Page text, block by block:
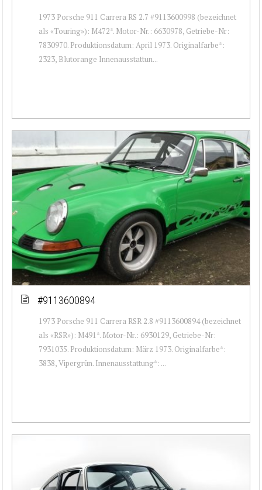
1973 Porsche 911 Carrera RS 2.7 #9113600998 (bezeichnet
als «Touring»): M472*. Motor-Nr.: 6630978, Getriebe-Nr:
7830970. Produktionsdatum: April 1973. Originalfarbe*:
2323, Blutorange Innenausstattun...
#9113600894
1973 Porsche 911 Carrera RSR 2.8 #9113600894 (bezeichnet
als «RSR»): M491*. Motor-Nr.: 6930129, Getriebe-Nr:
7931035. Produktionsdatum: März 1973. Originalfarbe*:
3838, Vipergrün. Innenausstattung*: ...